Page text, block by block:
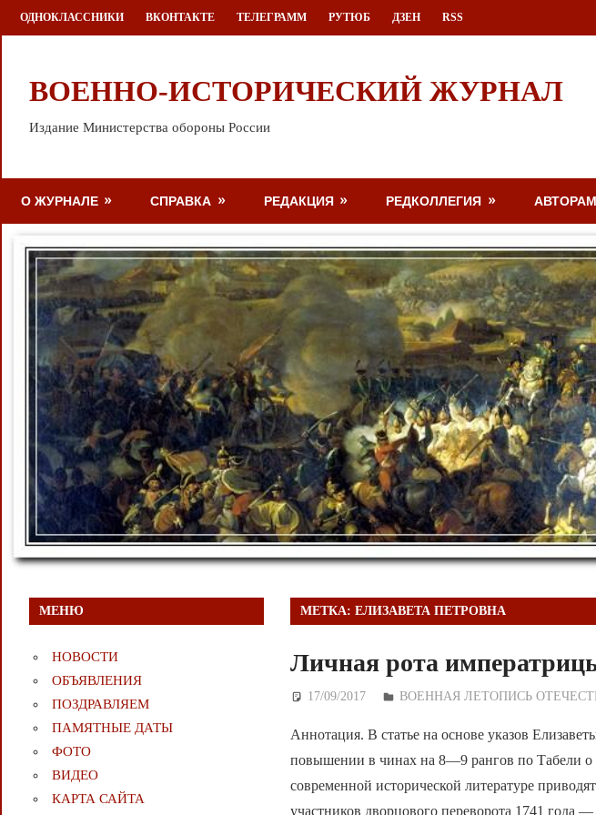
Перейти
к
ОДНОКЛАССНИКИ ВКОНТАКТЕ ТЕЛЕГРАММ РУТЮБ ДЗЕН RSS
ВОЕННО-ИСТОРИЧЕСКИЙ ЖУРНАЛ
Издание Министерства обороны России
О ЖУРНАЛЕ СПРАВКА РЕДАКЦИЯ РЕДКОЛЛЕГИЯ АВТОРАМ
МЕТКА:ЕЛИЗАВЕТА ПЕТРОВНА
Личная рота
17/09/2017 Дежурный по Редакции
ВОЕННАЯ ЛЕТОПИСЬ
Аннотация. В статье на основе указов
повышении в чинах на 8—9 рангов по Табели
современной исторической литературе
участников дворцового переворота 1741 года
МЕНЮ
НОВОСТИ
ОБЪЯВЛЕНИЯ
ПОЗДРАВЛЯЕМ
ПАМЯТНЫЕ ДАТЫ
ФОТО
ВИДЕО
КАРТА САЙТА